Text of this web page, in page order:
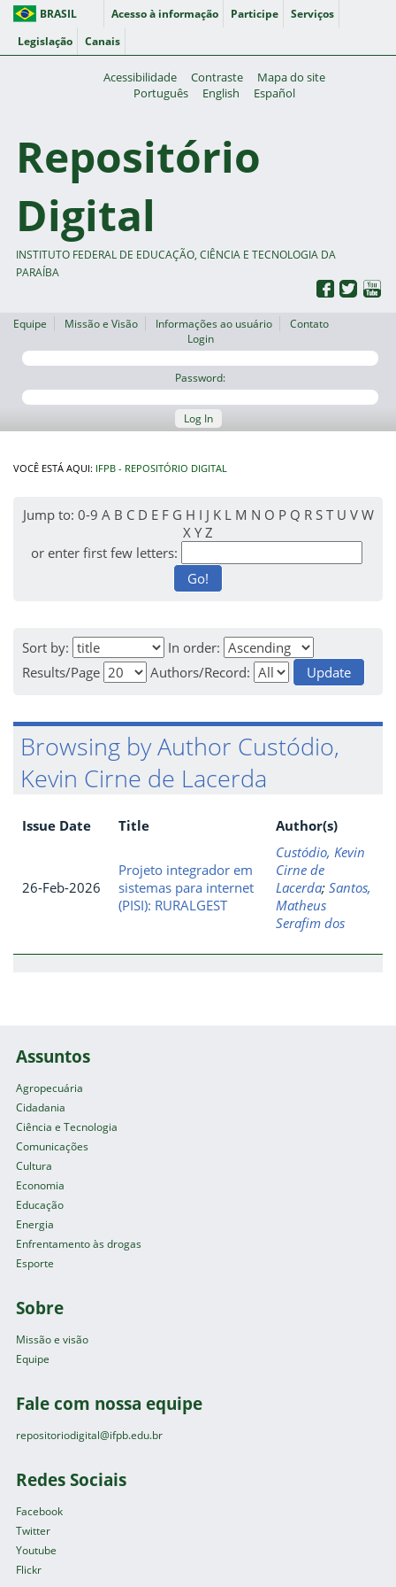
BRASIL Acesso à informação Participe
Serviços
Legislação
Canais
Acessibilidade Contraste
Mapa do site
Português
English Español
Repositório
Digital
INSTITUTO FEDERAL DE EDUCAÇÃO, CIÊNCIA E TECNOLOGIA DA
PARAÍBA
Equipe Missão e Visão Informações ao usuário
Contato
Login
Password:
Log In
VOCÊ ESTÁ AQUI: IFPB - REPOSITÓRIO DIGITAL
Jump to: 0-9 A B C D E F G H I J K L M N O P Q R S T U V W
X Y Z
or enter first few letters:
Sort by:
In order:
Results/Page
Authors/Record:
Browsing by Author Custódio,
Kevin Cirne de Lacerda
Issue Date Title Author(s)
26-Feb-2026
Projeto integrador em
sistemas para internet
(PISI): RURALGEST
Custódio, Kevin
Cirne de
Lacerda; Santos,
Matheus
Serafim dos
Assuntos
Agropecuária
Cidadania
Ciência e Tecnologia
Comunicações
Cultura
Economia
Educação
Energia
Enfrentamento às drogas
Esporte
Sobre
Missão e visão
Equipe
Fale com nossa equipe
repositoriodigital@ifpb.edu.br
Redes Sociais
Facebook
Twitter
Youtube
Flickr